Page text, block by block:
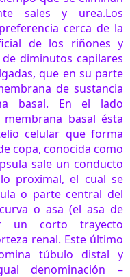
sales y urea.Los
cerca de la
de los riñones y
diminutos capilares
que en su parte
de sustancia
basal. En el lado
basal ésta
celular que forma
copa, conocida como
sale un conducto
proximal, el cual se
o parte central del
o asa (el asa de
un corto trayecto
renal. Este último
túbulo distal y
denominación –